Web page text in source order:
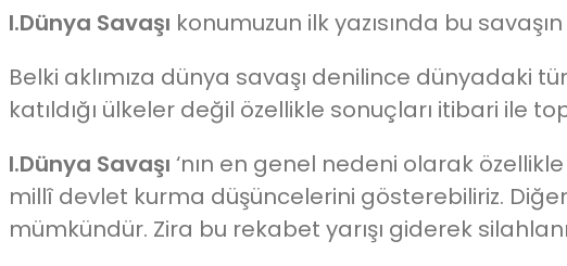
I.Dünya Savaşı konumuzun ilk yazısında bu
Belki aklımıza dünya savaşı denilince dünyadaki
katıldığı ülkeler değil özellikle sonuçları itibari ile
I.Dünya Savaşı ‘nın en genel nedeni olarak
millî devlet kurma düşüncelerini gösterebiliriz.
mümkündür. Zira bu rekabet yarışı giderek